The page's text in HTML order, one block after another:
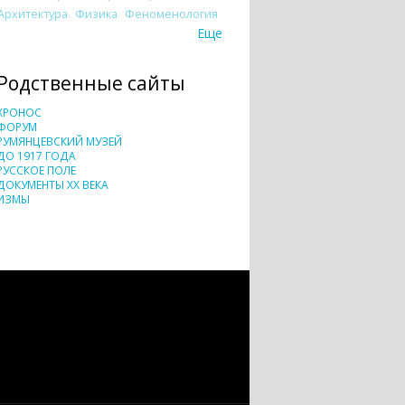
Физика Феноменология
Еще
сайты
МУЗЕЙ
1917 ГОДА
ПОЛЕ
XX ВЕКА